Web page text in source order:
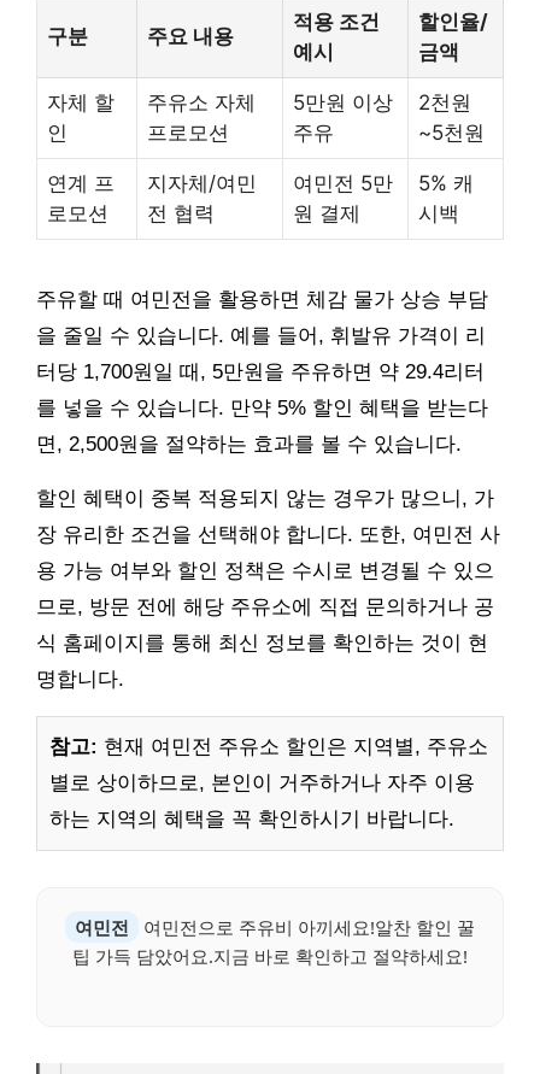
구분 주요 내용
적용 조건
예시
할인율/
금액
자체 할
인
주유소 자체
프로모션
5만원 이상
주유
2천원
~5천원
연계 프
로모션
지자체/여민
전 협력
여민전 5만
원 결제
5% 캐
시백
주유할 때 여민전을 활용하면 체감 물가 상승 부담
을 줄일 수 있습니다. 예를 들어, 휘발유 가격이 리
터당 1,700원일 때, 5만원을 주유하면 약 29.4리터
를 넣을 수 있습니다. 만약 5% 할인 혜택을 받는다
면, 2,500원을 절약하는 효과를 볼 수 있습니다.
할인 혜택이 중복 적용되지 않는 경우가 많으니, 가
장 유리한 조건을 선택해야 합니다. 또한, 여민전 사
용 가능 여부와 할인 정책은 수시로 변경될 수 있으
므로, 방문 전에 해당 주유소에 직접 문의하거나 공
식 홈페이지를 통해 최신 정보를 확인하는 것이 현
명합니다.
참고: 현재 여민전 주유소 할인은 지역별, 주유소
별로 상이하므로, 본인이 거주하거나 자주 이용
하는 지역의 혜택을 꼭 확인하시기 바랍니다.
여민전
여민전으로 주유비 아끼세요!알찬 할인 꿀
팁 가득 담았어요.지금 바로 확인하고 절약하세요!